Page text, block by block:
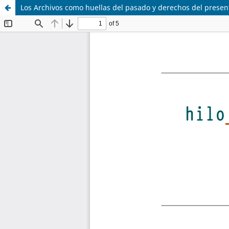
Los Archivos como huellas del pasado y derechos del